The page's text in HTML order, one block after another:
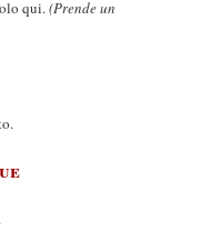
(Prende un